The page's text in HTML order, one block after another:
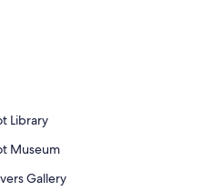
Library
Museum
Gallery